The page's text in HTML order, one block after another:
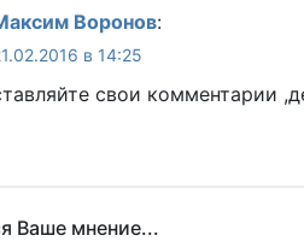
Воронов:
в 14:25
свои комментарии
Ваше мнение...